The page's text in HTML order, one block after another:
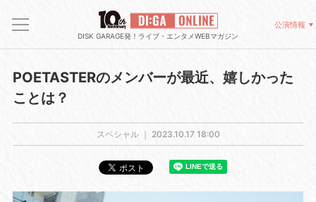
DISK GARAGE発！ライブ・エンタメWEBマガジン
公演情報
POETASTERのメンバーが最近、嬉しかった
ことは？
スペシャル ｜ 2023.10.17 18:00